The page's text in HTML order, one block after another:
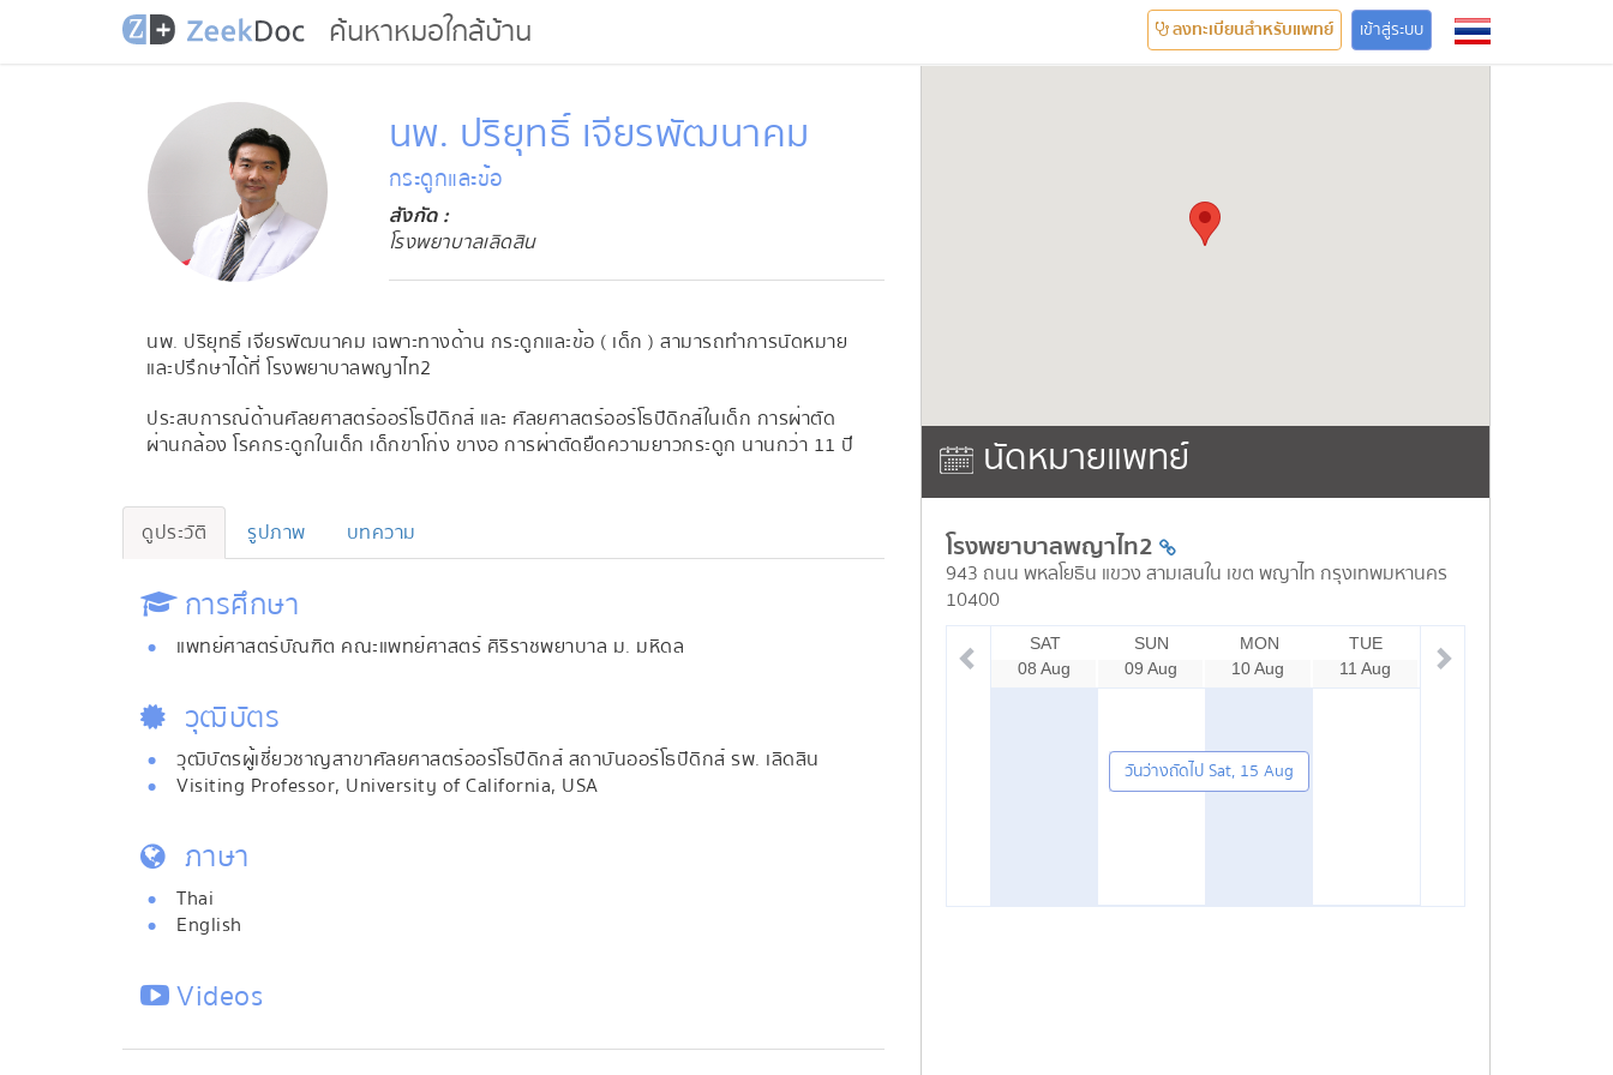
ค้นหาหมอใกล้บ้าน ลงทะเบียนสำหรับแพทย์ เข้าสู่ระบบ
นพ. ปริยุทธิ์ เจียรพัฒนาคม
กระดูกและข้อ
สังกัด :
โรงพยาบาลเลิดสิน
นพ. ปริยุทธิ์ เจียรพัฒนาคม เฉพาะทางด้าน กระดูกและข้อ ( เด็ก ) สามารถทำการนัดหมาย
และปรึกษาได้ที่ โรงพยาบาลพญาไท2
ประสบการณ์ด้านศัลยศาสตร์ออร์โธปิดิกส์ และ ศัลยศาสตร์ออร์โธปิดิกส์ในเด็ก การผ่าตัด
ผ่านกล้อง โรคกระดูกในเด็ก เด็กขาโก่ง ขางอ การผ่าตัดยืดความยาวกระดูก นานกว่า 11 ปี
ดูประวัติ รูปภาพ บทความ
การศึกษา
แพทย์ศาสตร์บัณฑิต คณะแพทย์ศาสตร์ ศิริราชพยาบาล ม. มหิดล
วุฒิบัตร
วุฒิบัตรผู้เชี่ยวชาญสาขาศัลยศาสตร์ออร์โธปิดิกส์ สถาบันออร์โธปิดิกส์ รพ. เลิดสิน
Visiting Professor, University of California, USA
ภาษา
Thai
English
Videos
นัดหมายแพทย์
โรงพยาบาลพญาไท2
943 ถนน พหลโยธิน แขวง สามเสนใน เขต พญาไท กรุงเทพมหานคร
10400
SAT SUN MON
TUE
08 Aug
09 Aug 10 Aug 11 Aug
วันว่างถัดไป Sat, 15 Aug